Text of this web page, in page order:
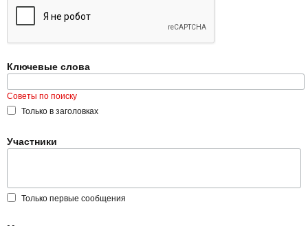
Ключевые слова
Советы по поиску
Только в заголовках
Участники
Только первые сообщения